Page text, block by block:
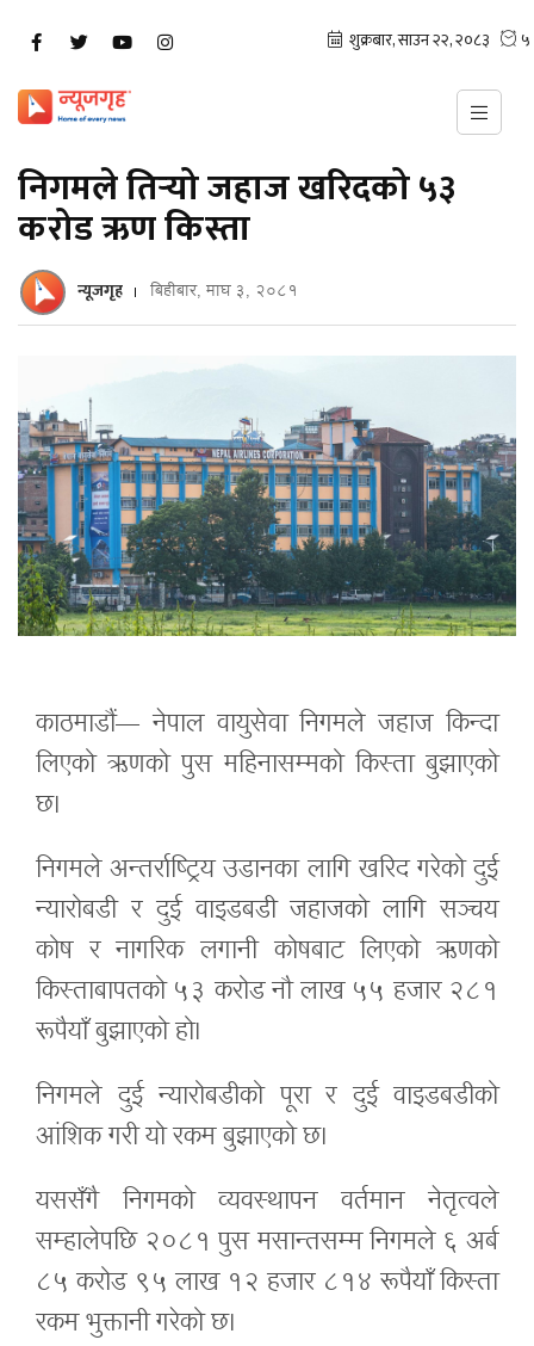
निगमले तिर्‍यो जहाज खरिदको ५३
करोड ऋण किस्ता
न्यूजगृह बिहीबार, माघ ३, २०८१
काठमाडौं— नेपाल वायुसेवा निगमले जहाज किन्दा
लिएको ऋणको पुस महिनासम्मको किस्ता बुझाएको
छ।
निगमले अन्तर्राष्ट्रिय उडानका लागि खरिद गरेको दुई
न्यारोबडी र दुई वाइडबडी जहाजको लागि सञ्चय
कोष र नागरिक लगानी कोषबाट लिएको ऋणको
किस्ताबापतको ५३ करोड नौ लाख ५५ हजार २८१
रूपैयाँ बुझाएको हो।
निगमले दुई न्यारोबडीको पूरा र दुई वाइडबडीको
आंशिक गरी यो रकम बुझाएको छ।
यससँगै निगमको व्यवस्थापन वर्तमान नेतृत्वले
सम्हालेपछि २०८१ पुस मसान्तसम्म निगमले ६ अर्ब
८५ करोड ९५ लाख १२ हजार ८१४ रूपैयाँ किस्ता
रकम भुक्तानी गरेको छ।